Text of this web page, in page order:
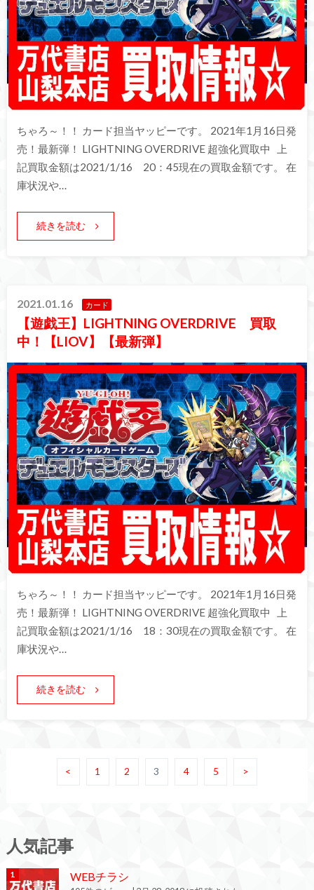
ちゃろ～！！ カード担当ヤッピーです。 2021年1月16日発
売！最新弾！ LIGHTNING OVERDRIVE 超強化買取中 上
記買取金額は2021/1/16 20：45現在の買取金額です。 在
庫状況や…
続きを読む
2021.01.16 カード
【遊戯王】LIGHTNING OVERDRIVE 買取
中！【LIOV】【最新弾】
ちゃろ～！！ カード担当ヤッピーです。 2021年1月16日発
売！最新弾！ LIGHTNING OVERDRIVE 超強化買取中 上
記買取金額は2021/1/16 18：30現在の買取金額です。 在
庫状況や…
続きを読む
< 1 2 3 4 5 >
人気記事
WEBチラシ